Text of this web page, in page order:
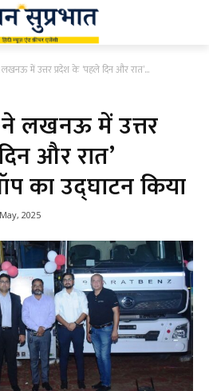
लखनऊ में उत्तर प्रदेश के ‘पहले दिन और रात’...
ने लखनऊ में उत्तर
और रात’
का उद्घाटन किया
2025